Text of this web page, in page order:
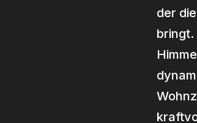
der
bringt.